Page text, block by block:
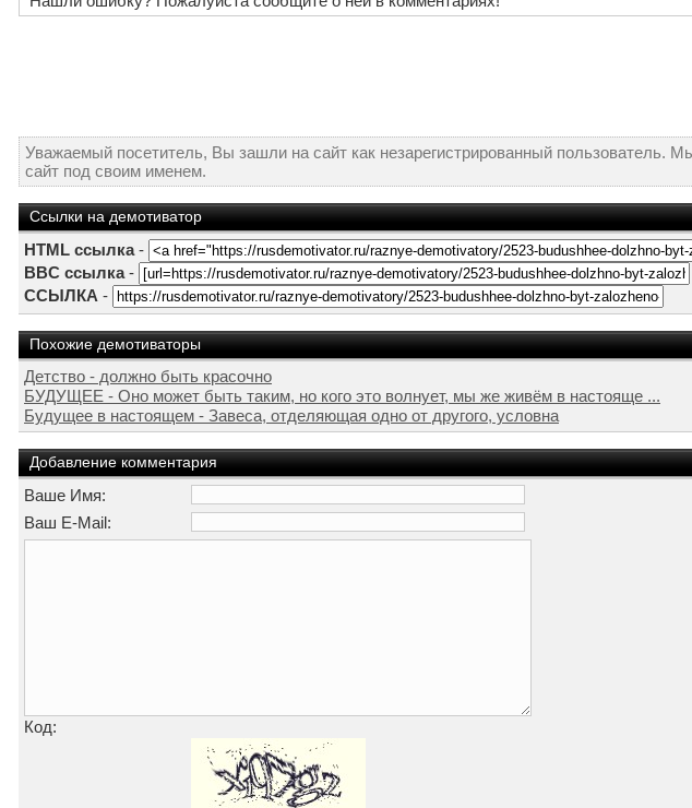
Уважаемый посетитель, Вы зашли на сайт как незарегистрированный пользователь.
сайт под своим именем.
Ссылки на демотиватор
HTML ссылка-
BBC ссылка-
ССЫЛКА -
Похожие демотиваторы
Детство - должно быть красочно
БУДУЩЕЕ - Оно может быть таким, но кого это волнует, мы же живём в настояще ...
Будущее в настоящем - Завеса, отделяющая одно от другого, условна
Добавление комментария
Ваше Имя:
Ваш E-Mail:
Код: